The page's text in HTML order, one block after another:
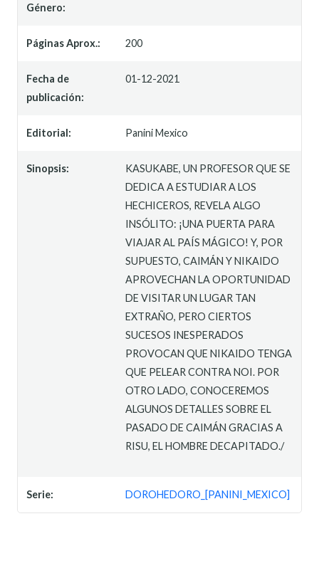
Género:
Páginas Aprox.: 200
Fecha de
publicación:
01-12-2021
Editorial: Panini Mexico
Sinopsis:
KASUKABE, UN PROFESOR QUE SE
DEDICA A ESTUDIAR A LOS
HECHICEROS, REVELA ALGO
INSÓLITO: ¡UNA PUERTA PARA
VIAJAR AL PAÍS MÁGICO! Y, POR
SUPUESTO, CAIMÁN Y NIKAIDO
APROVECHAN LA OPORTUNIDAD
DE VISITAR UN LUGAR TAN
EXTRAÑO, PERO CIERTOS
SUCESOS INESPERADOS
PROVOCAN QUE NIKAIDO TENGA
QUE PELEAR CONTRA NOI. POR
OTRO LADO, CONOCEREMOS
ALGUNOS DETALLES SOBRE EL
PASADO DE CAIMÁN GRACIAS A
RISU, EL HOMBRE DECAPITADO./
Serie: DOROHEDORO_[PANINI_MEXICO]